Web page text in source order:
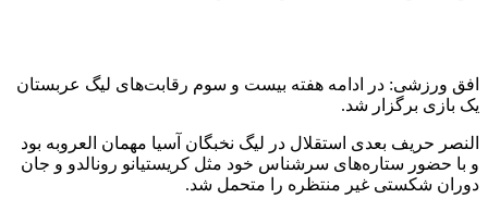
افق ورزشی: در ادامه هفته بیست و سوم رقابت‌های لیگ عربستان
یک بازی برگزار شد.
النصر حریف بعدی استقلال در لیگ نخبگان آسیا مهمان العروبه بود
و با حضور ستاره‌های سرشناس خود مثل کریستیانو رونالدو و جان
دوران شکستی غیر منتظره را متحمل شد.